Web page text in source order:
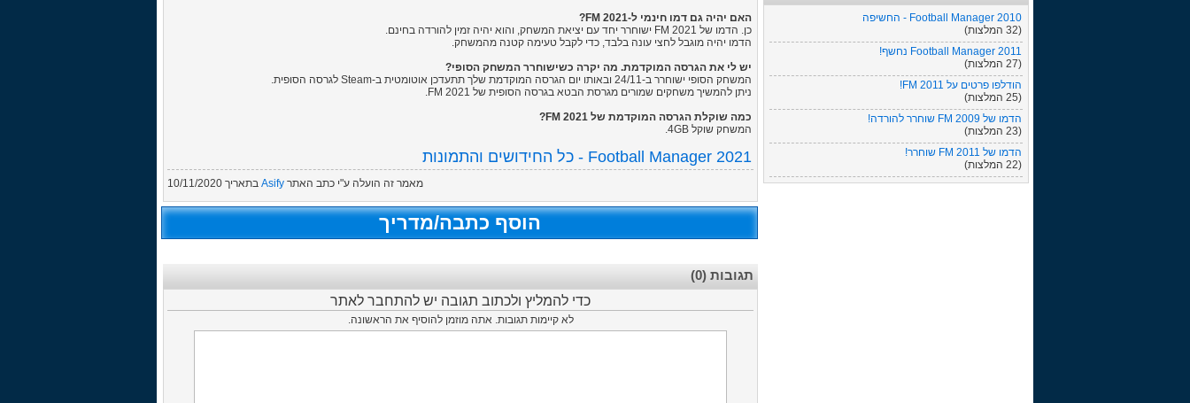
Football Manager 2010 - החשיפה
(32 המלצות)
Football Manager 2011 נחשף!
(27 המלצות)
הודלפו פרטים על FM 2011!
(25 המלצות)
הדמו של FM 2009 שוחרר להורדה!
(23 המלצות)
הדמו של FM 2011 שוחרר!
(22 המלצות)
האם יהיה גם דמו חינמי ל-FM 2021?
כן. הדמו של FM 2021 ישוחרר יחד עם יציאת המשחק, והוא יהיה זמין להורדה בחינם.
הדמו יהיה מוגבל לחצי עונה בלבד, כדי לקבל טעימה קטנה מהמשחק.
יש לי את הגרסה המוקדמת. מה יקרה כשישוחרר המשחק הסופי?
המשחק הסופי ישוחרר ב-24/11 ובאותו יום הגרסה המוקדמת שלך תתעדכן אוטומטית ב-Steam לגרסה הסופית.
ניתן להמשיך משחקים שמורים מגרסת הבטא בגרסה הסופית של FM 2021.
כמה שוקלת הגרסה המוקדמת של FM 2021?
המשחק שוקל 4GB.
Football Manager 2021 - כל החידושים והתמונות
מאמר זה הועלה ע"י כתב האתר Asify בתאריך 10/11/2020
הוסף כתבה/מדריך
תגובות (0)
כדי להמליץ ולכתוב תגובה יש להתחבר לאתר
לא קיימות תגובות. אתה מוזמן להוסיף את הראשונה.